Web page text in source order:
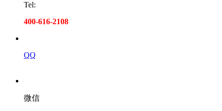
Tel:
400-616-2108
QQ
微信